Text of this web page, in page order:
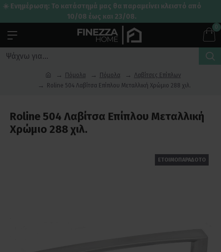
☀️ Ενημέρωση: Το κατάστημά μας θα παραμείνει κλειστό από
10/08 έως και 23/08.
0
Πόμολα Πόμολα
Λαβίτσες Επίπλων
Roline 504 Λαβίτσα Επίπλου Μεταλλική Χρώμιο 288 χιλ.
Roline 504 Λαβίτσα Επίπλου Μεταλλική
Χρώμιο 288 χιλ.
ΕΤΟΙΜΟΠΑΡΑΔΟΤΟ